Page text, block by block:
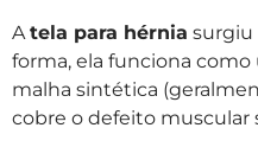
Atela para hérnia surgiu
forma, ela funciona como
malha sintética
cobre o defeito muscular